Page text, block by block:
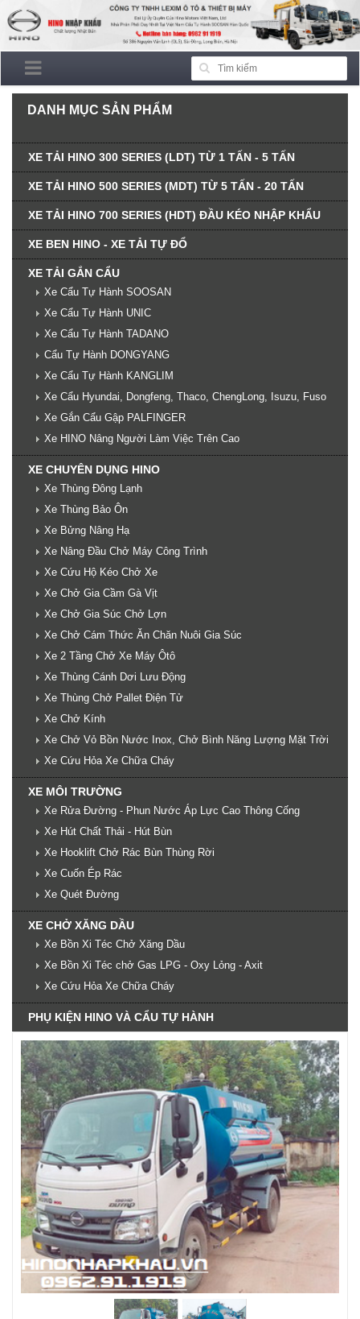
DANH MỤC SẢN PHẨM
XE TẢI HINO 300 SERIES (LDT) TỪ 1 TẤN - 5 TẤN
XE TẢI HINO 500 SERIES (MDT) TỪ 5 TẤN - 20 TẤN
XE TẢI HINO 700 SERIES (HDT) ĐẦU KÉO NHẬP KHẨU
XE BEN HINO - XE TẢI TỰ ĐỔ
XE TẢI GẮN CẨU
Xe Cẩu Tự Hành SOOSAN
Xe Cẩu Tự Hành UNIC
Xe Cẩu Tự Hành TADANO
Cẩu Tự Hành DONGYANG
Xe Cẩu Tự Hành KANGLIM
Xe Cẩu Hyundai, Dongfeng, Thaco, ChengLong, Isuzu, Fuso
Xe Gắn Cẩu Gập PALFINGER
Xe HINO Nâng Người Làm Việc Trên Cao
XE CHUYÊN DỤNG HINO
Xe Thùng Đông Lạnh
Xe Thùng Bảo Ôn
Xe Bửng Nâng Hạ
Xe Nâng Đầu Chở Máy Công Trình
Xe Cứu Hộ Kéo Chở Xe
Xe Chở Gia Cầm Gà Vịt
Xe Chở Gia Súc Chở Lợn
Xe Chở Cám Thức Ăn Chăn Nuôi Gia Súc
Xe 2 Tầng Chở Xe Máy Ôtô
Xe Thùng Cánh Dơi Lưu Động
Xe Thùng Chở Pallet Điện Tử
Xe Chở Kính
Xe Chở Vỏ Bồn Nước Inox, Chở Bình Năng Lượng Mặt Trời
Xe Cứu Hỏa Xe Chữa Cháy
XE MÔI TRƯỜNG
Xe Rửa Đường - Phun Nước Áp Lực Cao Thông Cống
Xe Hút Chất Thải - Hút Bùn
Xe Hooklift Chở Rác Bùn Thùng Rời
Xe Cuốn Ép Rác
Xe Quét Đường
XE CHỞ XĂNG DẦU
Xe Bồn Xi Téc Chở Xăng Dầu
Xe Bồn Xi Téc chở Gas LPG - Oxy Lỏng - Axit
Xe Cứu Hỏa Xe Chữa Cháy
PHỤ KIỆN HINO VÀ CẨU TỰ HÀNH